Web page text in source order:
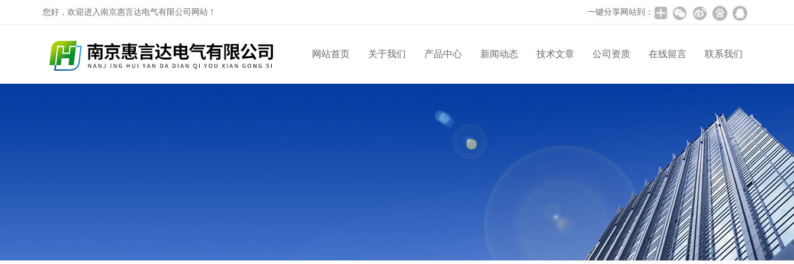
您好，欢迎进入南京惠言达电气有限公司网站！ 一键分享网站到：
网站首页 关于我们 产品中心 新闻动态 技术文章 公司资质 在线留言 联系我们